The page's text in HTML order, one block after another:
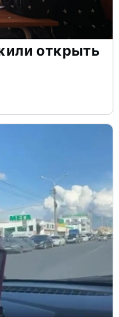
открыть